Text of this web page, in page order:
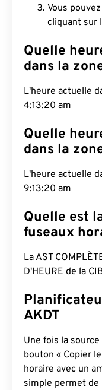
Vous
cliquant sur
Quelle
dans la
L'heure actuelle
4:13:21 am
Quelle
dans la
L'heure actuelle
9:13:21 am
Quelle est
fuseaux
La AST
D'HEURE de la
AKDT
Une fois la
bouton « Copier
horaire avec un
simple permet de